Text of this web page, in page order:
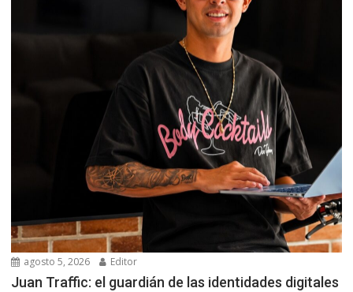
agosto 5, 2026 Editor
Juan Traffic: el guardián de las identidades digitales